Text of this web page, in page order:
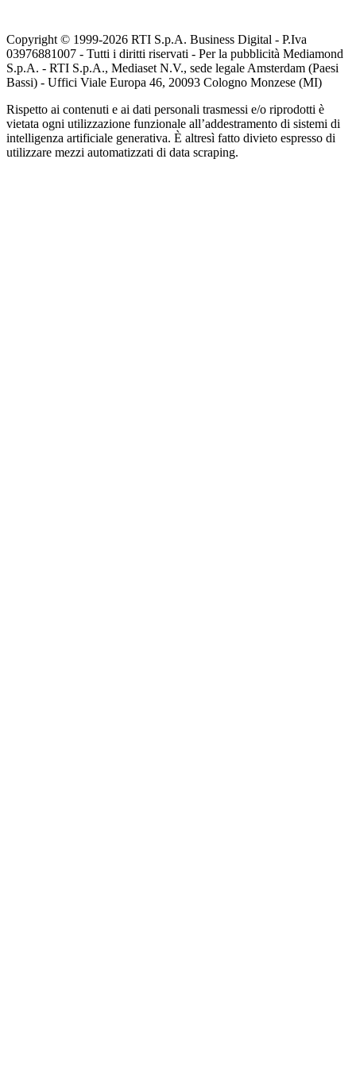
Copyright © 1999-2026 RTI S.p.A. Business Digital - P.Iva
03976881007 - Tutti i diritti riservati - Per la pubblicità Mediamond
S.p.A. - RTI S.p.A., Mediaset N.V., sede legale Amsterdam (Paesi
Bassi) - Uffici Viale Europa 46, 20093 Cologno Monzese (MI)
Rispetto ai contenuti e ai dati personali trasmessi e/o riprodotti è
vietata ogni utilizzazione funzionale all’addestramento di sistemi di
intelligenza artificiale generativa. È altresì fatto divieto espresso di
utilizzare mezzi automatizzati di data scraping.